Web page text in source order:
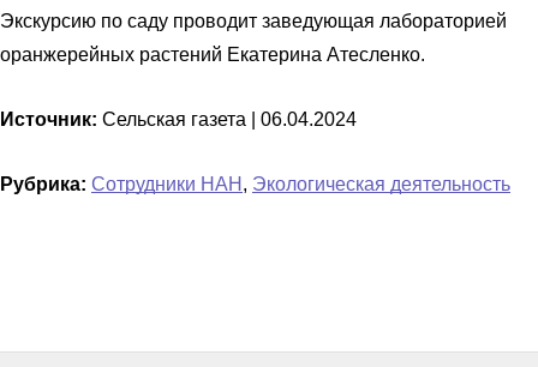
Экскурсию по саду проводит заведующая лабораторией
оранжерейных растений Екатерина Атесленко.
Источник: Сельская газета | 06.04.2024
Рубрика: Сотрудники НАН , Экологическая деятельность